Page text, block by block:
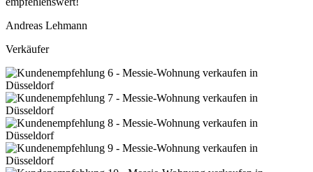
Andreas Lehmann
Verkäufer